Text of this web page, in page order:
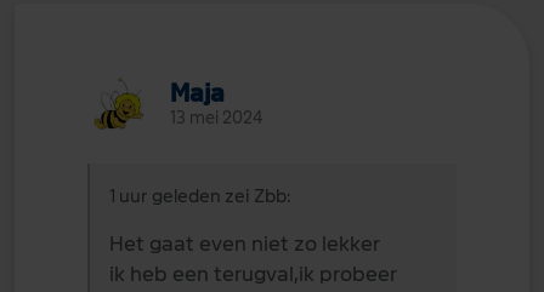
Maja
13 mei 2024
1 uur geleden zei Zbb:
Het gaat even niet zo lekker
ik heb een terugval,ik probeer